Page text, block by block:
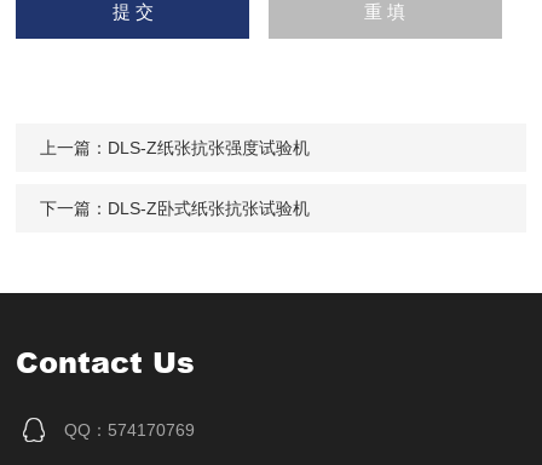
上一篇： DLS-Z纸张抗张强度试验机
下一篇： DLS-Z卧式纸张抗张试验机
Contact Us
QQ：574170769